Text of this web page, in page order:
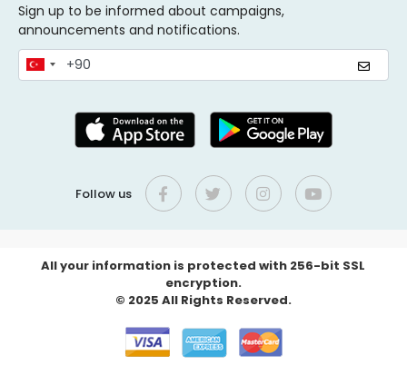
Sign up to be informed about campaigns,
announcements and notifications.
Follow us
All your information is protected with 256-bit SSL
encryption.
© 2025 All Rights Reserved.